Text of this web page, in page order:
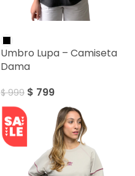
Umbro Lupa – Camiseta
Dama
$999 $ 799